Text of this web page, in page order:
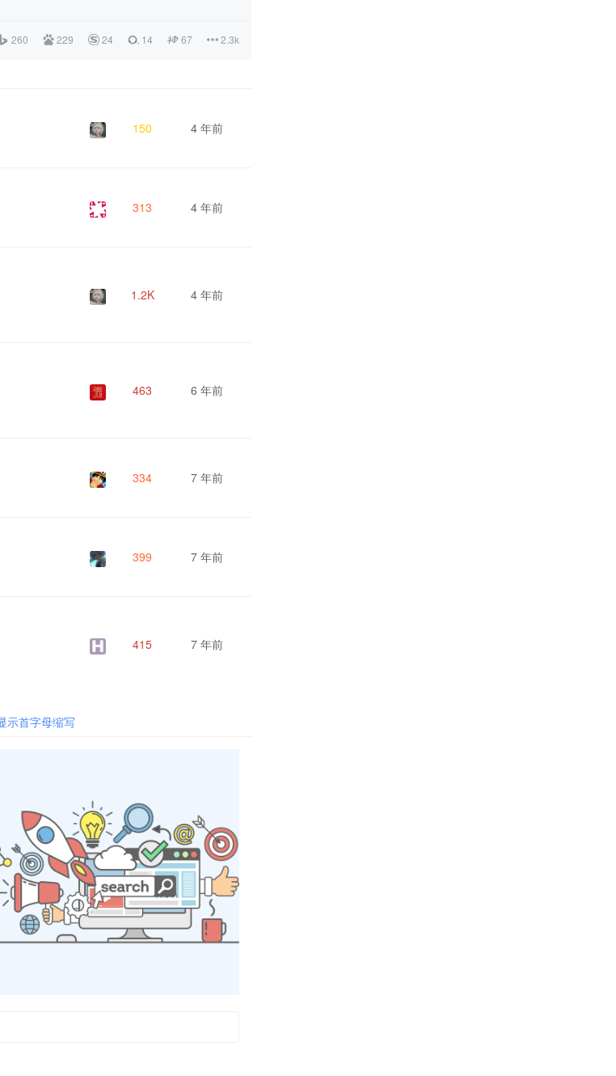
260 229 24 14 67 2.3k
150 4 年前
313 4 年前
1.2K 4 年前
463 6 年前
334 7 年前
399 7 年前
415 7 年前
示首字母缩写